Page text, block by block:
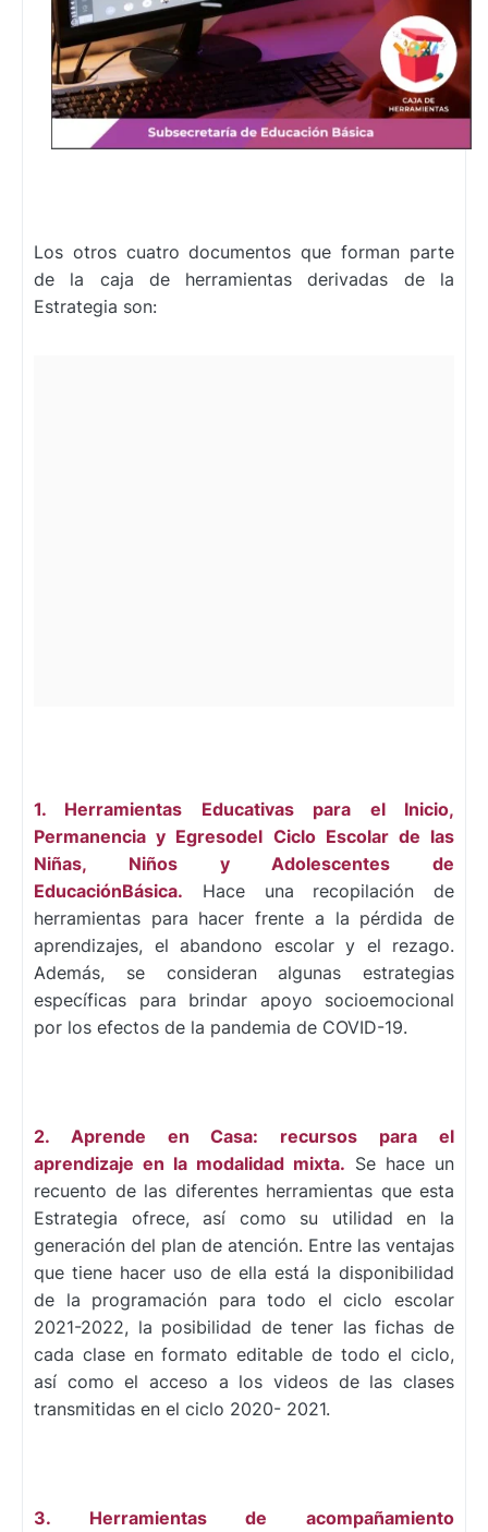
Los otros cuatro documentos que forman parte
de la caja de herramientas derivadas de la
Estrategia son:
1. Herramientas Educativas para el Inicio,
Permanencia y Egresodel Ciclo Escolar de las
Niñas, Niños y Adolescentes de
EducaciónBásica. Hace una recopilación de
herramientas para hacer frente a la pérdida de
aprendizajes, el abandono escolar y el rezago.
Además, se consideran algunas estrategias
específicas para brindar apoyo socioemocional
por los efectos de la pandemia de COVID-19.
2. Aprende en Casa: recursos para el
aprendizaje en la modalidad mixta. Se hace un
recuento de las diferentes herramientas que esta
Estrategia ofrece, así como su utilidad en la
generación del plan de atención. Entre las ventajas
que tiene hacer uso de ella está la disponibilidad
de la programación para todo el ciclo escolar
2021-2022, la posibilidad de tener las fichas de
cada clase en formato editable de todo el ciclo,
así como el acceso a los videos de las clases
transmitidas en el ciclo 2020- 2021.
3. Herramientas de acompañamiento